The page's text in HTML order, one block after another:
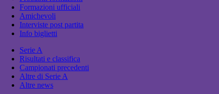
Formazioni ufficiali
Amichevoli
Interviste post partita
Info biglietti
Serie A
Risultati e classifica
Campionati precedenti
Altre di Serie A
Altre news